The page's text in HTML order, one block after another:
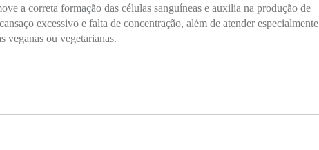
a correta formação das células sanguíneas e auxilia na produção de
excessivo e falta de concentração, além de atender especialmente
veganas ou vegetarianas.